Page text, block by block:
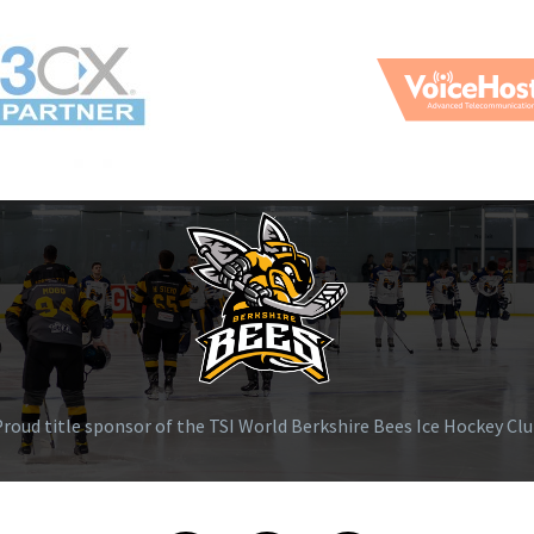
title sponsor of the TSI World Berkshire Bees Ice Hockey